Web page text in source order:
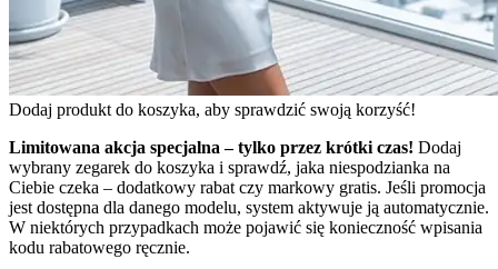
Dodaj produkt do koszyka, aby sprawdzić swoją korzyść!
Limitowana akcja specjalna – tylko przez krótki czas! Dodaj
wybrany zegarek do koszyka i sprawdź, jaka niespodzianka na
Ciebie czeka – dodatkowy rabat czy markowy gratis. Jeśli promocja
jest dostępna dla danego modelu, system aktywuje ją automatycznie.
W niektórych przypadkach może pojawić się konieczność wpisania
kodu rabatowego ręcznie.